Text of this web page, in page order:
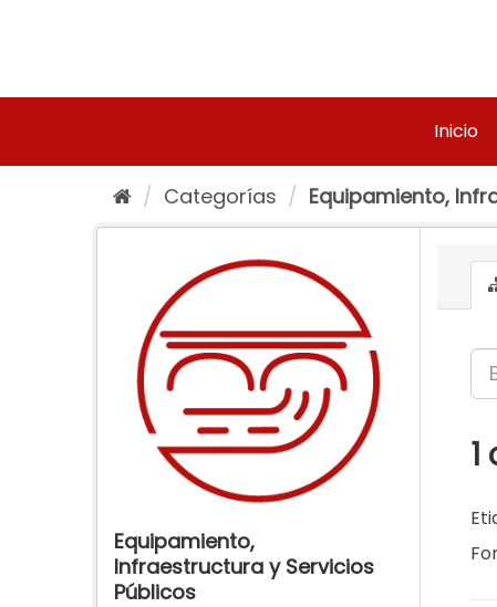
Inicio
Categorías Equipamiento,
Equipamiento,
Infraestructura y Servicios
Públicos